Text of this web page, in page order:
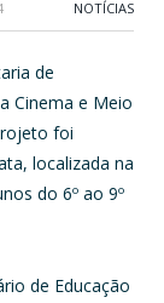
NOTÍCIAS
de
Cinema e Meio
foi
localizada na
do 6º ao 9º
de Educação